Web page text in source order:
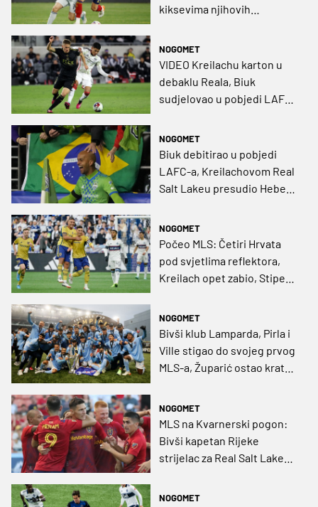
kiksevima njihovih
NOGOMET
VIDEO Kreilachu karton u
debaklu Reala, Biuk
sudjelovao u pobjedi LAFC-
NOGOMET
Biuk debitirao u pobjedi
LAFC-a, Kreilachovom Real
Salt Lakeu presudio Heber,
NOGOMET
Počeo MLS: Četiri Hrvata
pod svjetlima reflektora,
Kreilach opet zabio, Stipe
NOGOMET
Bivši klub Lamparda, Pirla i
Ville stigao do svojeg prvog
MLS-a, Župarić ostao kratak
NOGOMET
MLS na Kvarnerski pogon:
Bivši kapetan Rijeke
strijelac za Real Salt Lake
NOGOMET